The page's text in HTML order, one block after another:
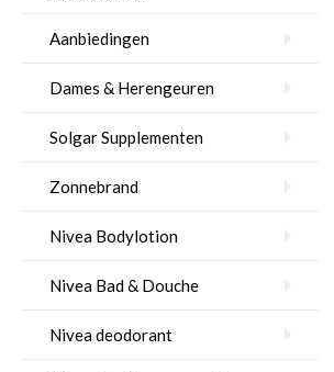
Aanbiedingen
Dames & Herengeuren
Solgar Supplementen
Zonnebrand
Nivea Bodylotion
Nivea Bad & Douche
Nivea deodorant